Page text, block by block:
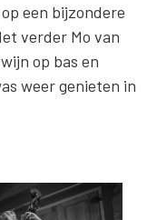
een bijzondere
verder Mo van
op bas en
weer genieten in